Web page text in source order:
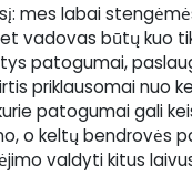
mes labai
vadovas būtų kuo
patogumai,
priklausomai nuo
patogumai gali
o keltų bendrovės
valdyti kitus